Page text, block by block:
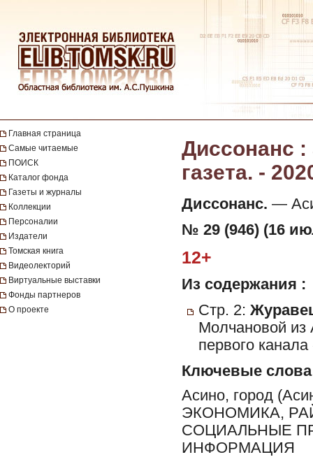
Главная страница
Самые читаемые
ПОИСК
Каталог фонда
Газеты и журналы
Коллекции
Персоналии
Издатели
Томская книга
Видеолекторий
Виртуальные выставки
Фонды партнеров
О проекте
Диссонанс :
газета. -
Диссонанс. —
№ 29 (946) (16
12+
Из содержания :
Стр. 2:
Молчановой из
первого
Ключевые слова
Асино, город
ЭКОНОМИКА,
СОЦИАЛЬНЫЕ
ИНФОРМАЦИЯ